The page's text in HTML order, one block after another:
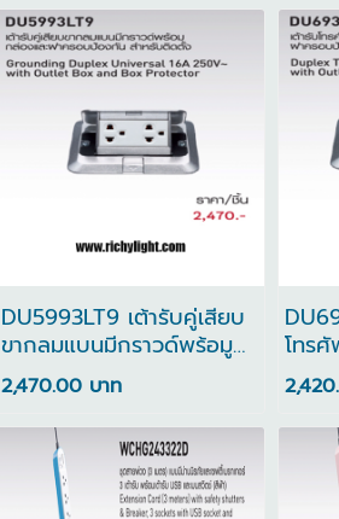
DU5993LT9 เต้ารับคู่เสียบ
ขากลมแบนมีกราวด์พร้อมู
กล่องและฝาครอบป้องกัน
DU5993LT9
2,470.00 บาท
โทร
กล่อ